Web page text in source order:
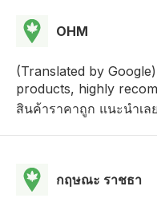
OHM
(Translated by
products, highly
สินค้าราคาถูก แนะนำเล
กฤษณะ ราชธา